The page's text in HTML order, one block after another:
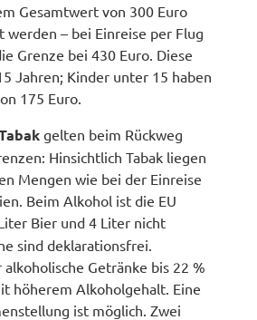
Gesamtwert von 300 Euro
– bei Einreise per Flug
Grenze bei 430 Euro. Diese
Jahren; Kinder unter 15 haben
175 Euro.
gelten beim Rückweg
Hinsichtlich Tabak liegen
Mengen wie bei der Einreise
Beim Alkohol ist die EU
Bier und 4 Liter nicht
sind deklarationsfrei.
Getränke bis 22 %
höherem Alkoholgehalt. Eine
ist möglich. Zwei